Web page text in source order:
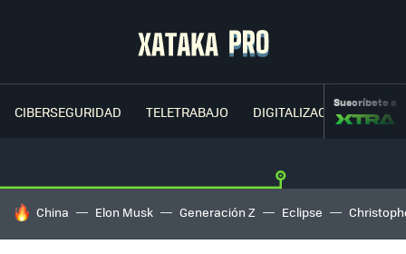
CIBERSEGURIDAD TELETRABAJO DIGITALIZACIÓNSuscríbete a
HOY SE HABLA DE
China Elon Musk Generación Z Eclipse